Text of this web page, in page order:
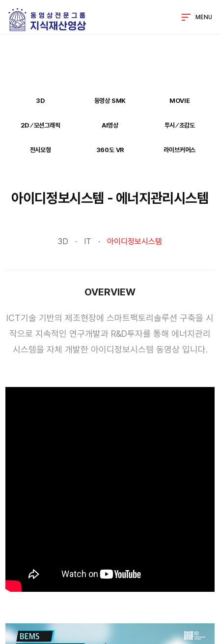
MENU
3D 동영상 SMK MOVIE
2D ⁄ 모션그래픽 AI영상 투시 ⁄ 조감도
전시모형 360도 VR 라이브커머스
아이디정보시스템 - 에너지관리시스템
3D IT 아이디정보시스템
OVERVIEW
ICT기술 기반의 제조현장에 스마트팩토리솔루션 구축을 시
작으로 지속적인 연구개발과 R&D투자를 통해 에너지관리
시스템을 자체 개발한 아이디정보시스템 동영상 입니다.